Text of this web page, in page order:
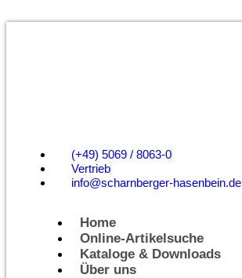
(+49) 5069 / 8063-0
Vertrieb
info@scharnberger-hasenbein.de
Home
Online-Artikelsuche
Kataloge & Downloads
Über uns